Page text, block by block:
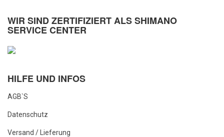
WIR SIND ZERTIFIZIERT ALS SHIMANO
SERVICE CENTER
HILFE UND INFOS
AGB`s
Datenschutz
Versand / Lieferung